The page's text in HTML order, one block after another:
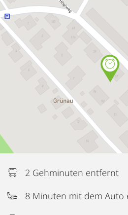
2 Gehminuten entfernt
8 Minuten mit dem Auto